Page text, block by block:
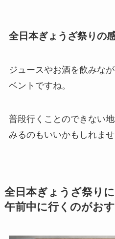
全日本ぎょうざ祭りの
ジュースやお酒を飲みな
ベントですね。
普段行くことのできない
みるのもいいかもしれませ
全日本ぎょうざ祭り
午前中に行くのがおす